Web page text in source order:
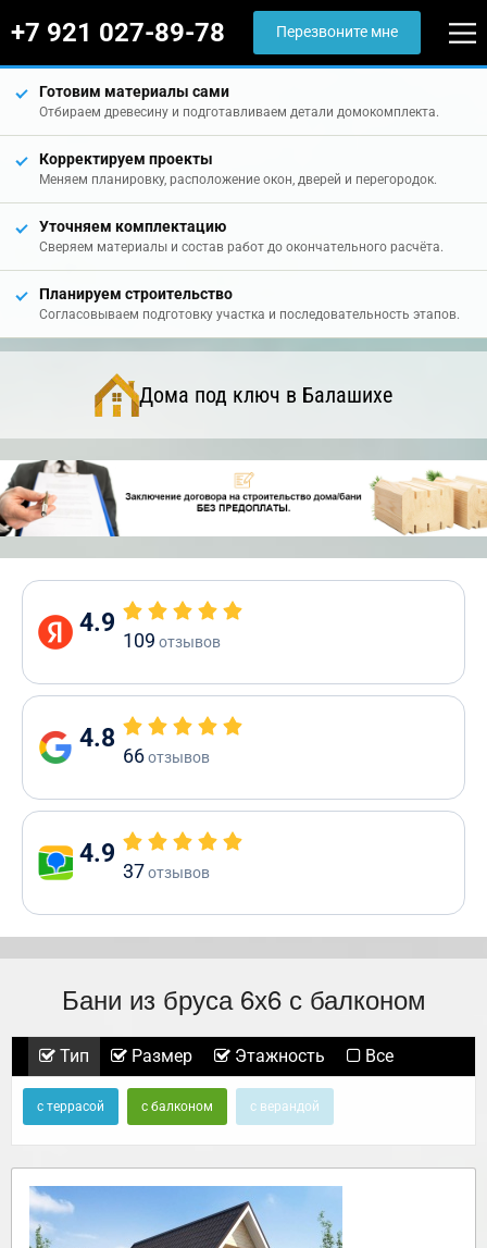
+7 921 027-89-78 Перезвоните мне
Готовим материалы сами
Отбираем древесину и подготавливаем детали домокомплекта.
Корректируем проекты
Меняем планировку, расположение окон, дверей и перегородок.
Уточняем комплектацию
Сверяем материалы и состав работ до окончательного расчёта.
Планируем строительство
Согласовываем подготовку участка и последовательность этапов.
Дома под ключ в Балашихе
4.9
109 отзывов
4.8
66отзывов
4.9
37отзывов
Бани из бруса 6х6 с балконом
Тип Размер Этажность Все
с террасой с балконом с верандой